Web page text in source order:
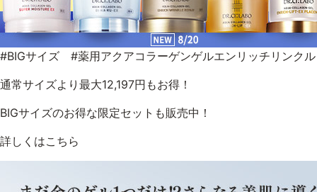
#BIGサイズ #薬用アクアコラーゲンゲルエンリッチリンク
通常サイズより最大12,197円もお得！
BIGサイズのお得な限定セットも販売中！
詳しくはこちら